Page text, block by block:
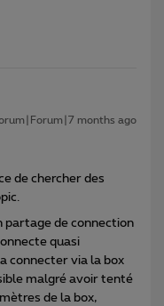
months ago
de chercher des
partage de connection
quasi
connecter via la box
malgré avoir tenté
de la box,